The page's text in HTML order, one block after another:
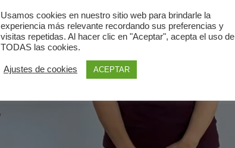
Usamos cookies en nuestro sitio web para brindarle la
experiencia más relevante recordando sus preferencias y
visitas repetidas. Al hacer clic en "Aceptar", acepta el uso de
TODAS las cookies.
Ajustes de cookies ACEPTAR